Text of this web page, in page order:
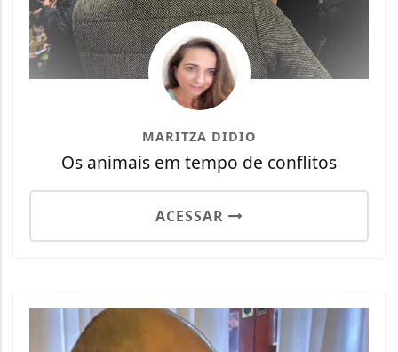
MARITZA DIDIO
Os animais em tempo de conflitos
ACESSAR